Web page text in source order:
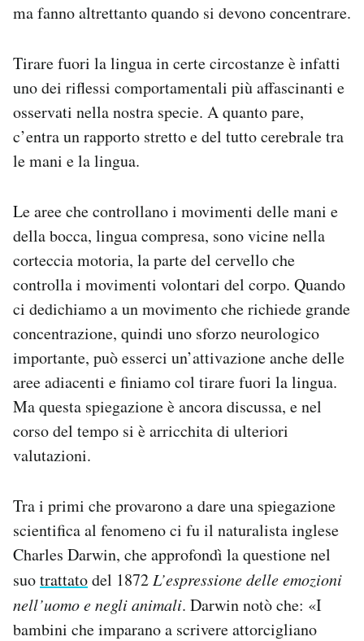
ma fanno altrettanto quando si devono concentrare.
Tirare fuori la lingua in certe circostanze è infatti
uno dei riflessi comportamentali più affascinanti e
osservati nella nostra specie. A quanto pare,
c’entra un rapporto stretto e del tutto cerebrale tra
le mani e la lingua.
Le aree che controllano i movimenti delle mani e
della bocca, lingua compresa, sono vicine nella
corteccia motoria, la parte del cervello che
controlla i movimenti volontari del corpo. Quando
ci dedichiamo a un movimento che richiede grande
concentrazione, quindi uno sforzo neurologico
importante, può esserci un’attivazione anche delle
aree adiacenti e finiamo col tirare fuori la lingua.
Ma questa spiegazione è ancora discussa, e nel
corso del tempo si è arricchita di ulteriori
valutazioni.
Tra i primi che provarono a dare una spiegazione
scientifica al fenomeno ci fu il naturalista inglese
Charles Darwin, che approfondì la questione nel
suotrattatodel 1872 L’espressione delle emozioni
nell’uomo e negli animali. Darwin notò che: «I
bambini che imparano a scrivere attorcigliano